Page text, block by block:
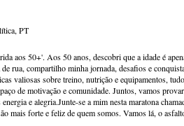
PT
aos 50+'. Aos 50 anos, descobri que a idade é
rua, compartilho minha jornada, desafios e
valiosas sobre treino, nutrição e equipamentos,
de motivação e comunidade. Juntos, vamos
e alegria.Junte-se a mim nesta maratona
mais forte e feliz de quem somos. Vamos lá, o